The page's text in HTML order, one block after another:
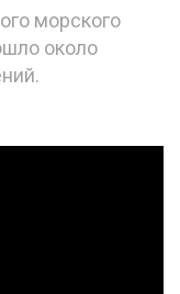
морского
около